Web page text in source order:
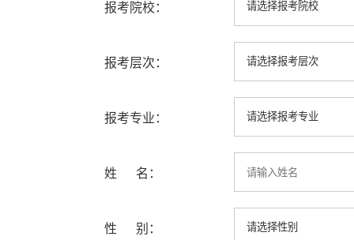
报考院校：
报考层次：
报考专业：
姓 名：
性 别：